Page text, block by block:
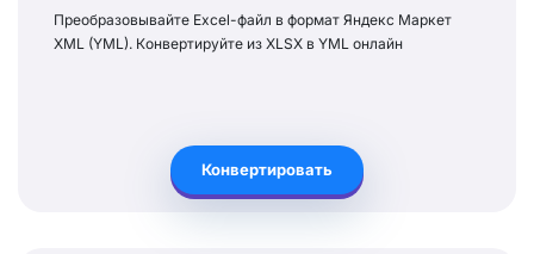
Преобразовывайте Excel-файл в формат Яндекс Маркет
XML (YML). Конвертируйте из XLSX в YML онлайн
Конвертировать